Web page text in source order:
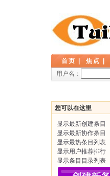
首页 焦点
用户名：
您可以在这里
显示最新创建条目
显示最新协作条目
显示最热条目列表
显示用户推荐排行
显示条目目录列表